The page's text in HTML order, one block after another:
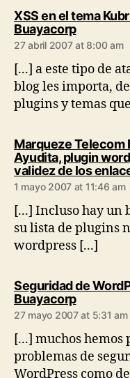
XSS en el tema
Buayacorpsays:
27 abril 2007 at 8:00 am
[...] a este tipo de
blog les importa,
plugins y temas
Marqueze Telecom
Ayudita, plugin
validez de los
1 mayo 2007 at 11:46 am
[...] Incluso hay un
su lista de plugins
wordpress [...]
Seguridad de
Buayacorpsays:
27 mayo 2007 at 5:31 am
[...] muchos
problemas de
WordPress como